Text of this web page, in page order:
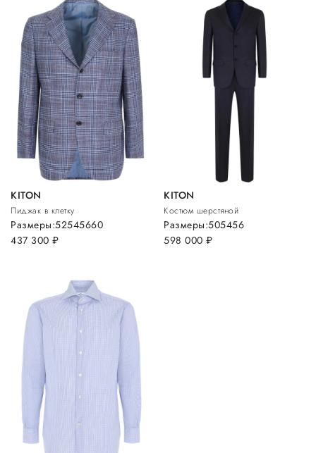
KITON
Пиджак в клетку
437 300 руб.
Размеры:52545660
KITON
Костюм шерстяной
598 000руб.
Размеры:505456